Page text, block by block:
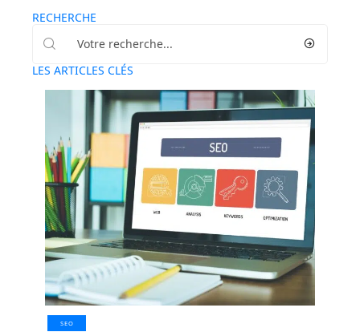
RECHERCHE
LES ARTICLES CLÉS
SEO